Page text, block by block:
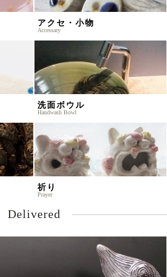
アクセ・小物
Accessary
洗面ボウル
Handwash Bowl
祈り
Prayer
Delivered